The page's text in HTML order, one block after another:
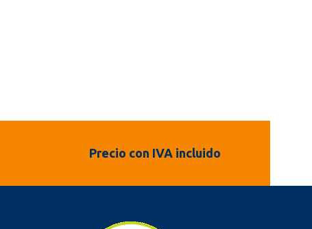
Precio con IVA incluido